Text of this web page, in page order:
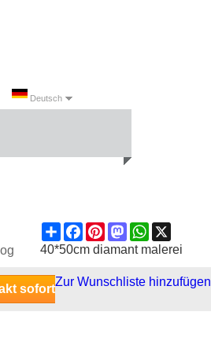
Deutsch
ShareFacebook
PinterestMastodonWhatsApp
40*50cm diamant malerei
sofort
Zur Wunschliste hinzufügen